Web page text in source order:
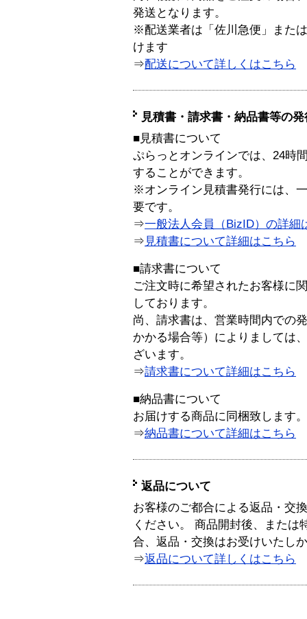
発送となります。
※配送業者は「佐川急便」また
けます
⇒配送について詳しくはこちら
見積書・請求書・納品書等の
■見積書について
ぷらっとオンラインでは、24時
することができます。
※オンライン見積書発行には、
要です。
⇒一般法人会員（BizID）の詳細
⇒ 見積書について詳細はこちら
■請求書について
ご注文時に希望されたお客様に
しております。
尚、請求書は、営業時間内での
かかる場合等）によりましては
ざいます。
⇒請求書について詳細はこちら
■納品書について
お届けする商品に同梱致します。
⇒納品書について詳細はこちら
返品について
お客様のご都合による返品・交
ください。 商品開封後、または
合、返品・交換はお受けいたし
⇒返品について詳しくはこちら